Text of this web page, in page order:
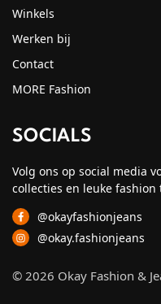
Winkels
Werken bij
Contact
MORE Fashion
SOCIALS
Volg ons op social media
collecties en leuke fashion
@okayfashionjeans
@okay.fashionjeans
© 2026 Okay Fashion &